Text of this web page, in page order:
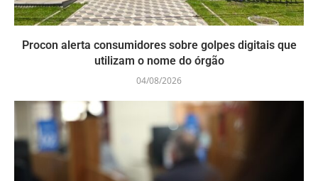
Procon alerta consumidores sobre golpes digitais que
utilizam o nome do órgão
04/08/2026